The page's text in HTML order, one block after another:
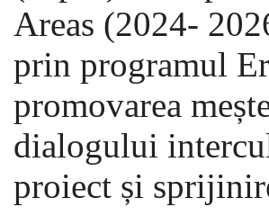
Areas (2024-
prin programul
promovarea
dialogului
proiect și